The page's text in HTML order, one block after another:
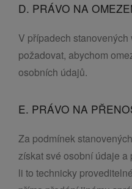
D. PRÁVO NA
V případech
požadovat, abychom
osobních údajů.
E. PRÁVO NA
Za podmínek
získat své osobní údaje
li to technicky